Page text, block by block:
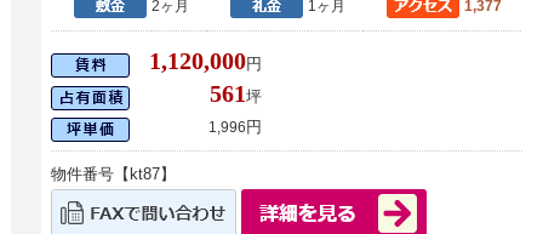
2ヶ月 1ヶ月 1,377
1,120,000円
561坪
1,996円
物件番号【kt87】